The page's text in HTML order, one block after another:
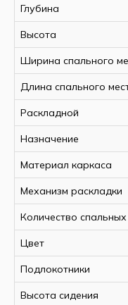
Глубина
Высота
Ширина спального
Длина спального
Раскладной
Назначение
Материал каркаса
Механизм раскладки
Количество
Цвет
Подлокотники
Высота сидения